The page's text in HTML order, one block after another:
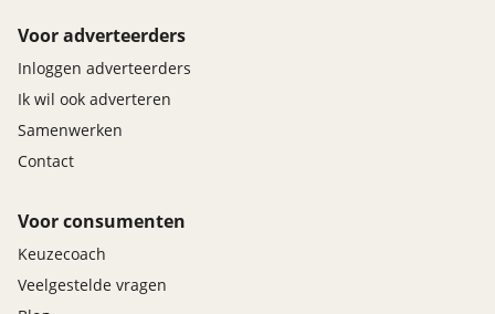
Voor adverteerders
Inloggen adverteerders
Ik wil ook adverteren
Samenwerken
Contact
Voor consumenten
Keuzecoach
Veelgestelde vragen